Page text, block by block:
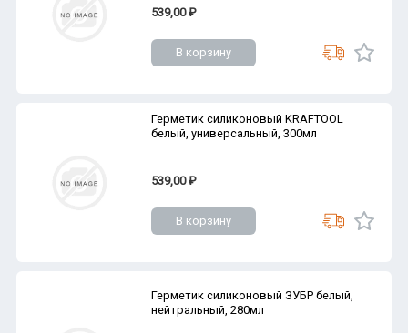
539,00 ₽
В корзину
Герметик силиконовый KRAFTOOL
белый, универсальный, 300мл
539,00 ₽
В корзину
Герметик силиконовый ЗУБР белый,
нейтральный, 280мл